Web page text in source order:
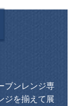
ブンレンジ専
ジを揃えて展